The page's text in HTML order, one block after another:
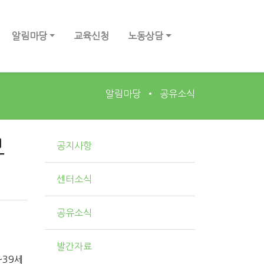
알림마당 교육신청 노동상담
알림마당 공유소식
세
공지사항
센터소식
공유소식
발간자료